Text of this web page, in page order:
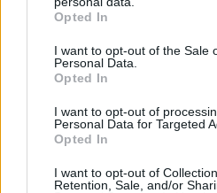
grant or deny consent to Google
use your data for below specified
consent section.
Opted In
I want to opt-out of the Sale
Personal Data.
Opted In
I want to opt-out of
Personal Data for Targeted
Opted In
I want to opt-out of
Retention, Sale, and/or
Για πέμπτη συνεχόμενη χρονιά
ΠΑΓΝΗ ο Βλαδίμηρος
βρέθηκε κοντά στα παιδιά και
06.08.2026, 17:38